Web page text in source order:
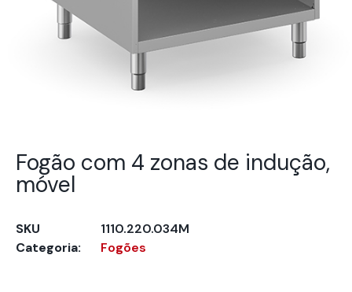
Fogão com 4 zonas de indução,
móvel
SKU
1110.220.034M
Categoria:
Fogões